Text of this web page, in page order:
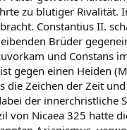
zu blutiger Rivalität.
Constantius II.
Brüder
und Constans
gegen einen Heiden
die Zeichen der Zeit
der innerchristliche
von Nicaea 325 hatte